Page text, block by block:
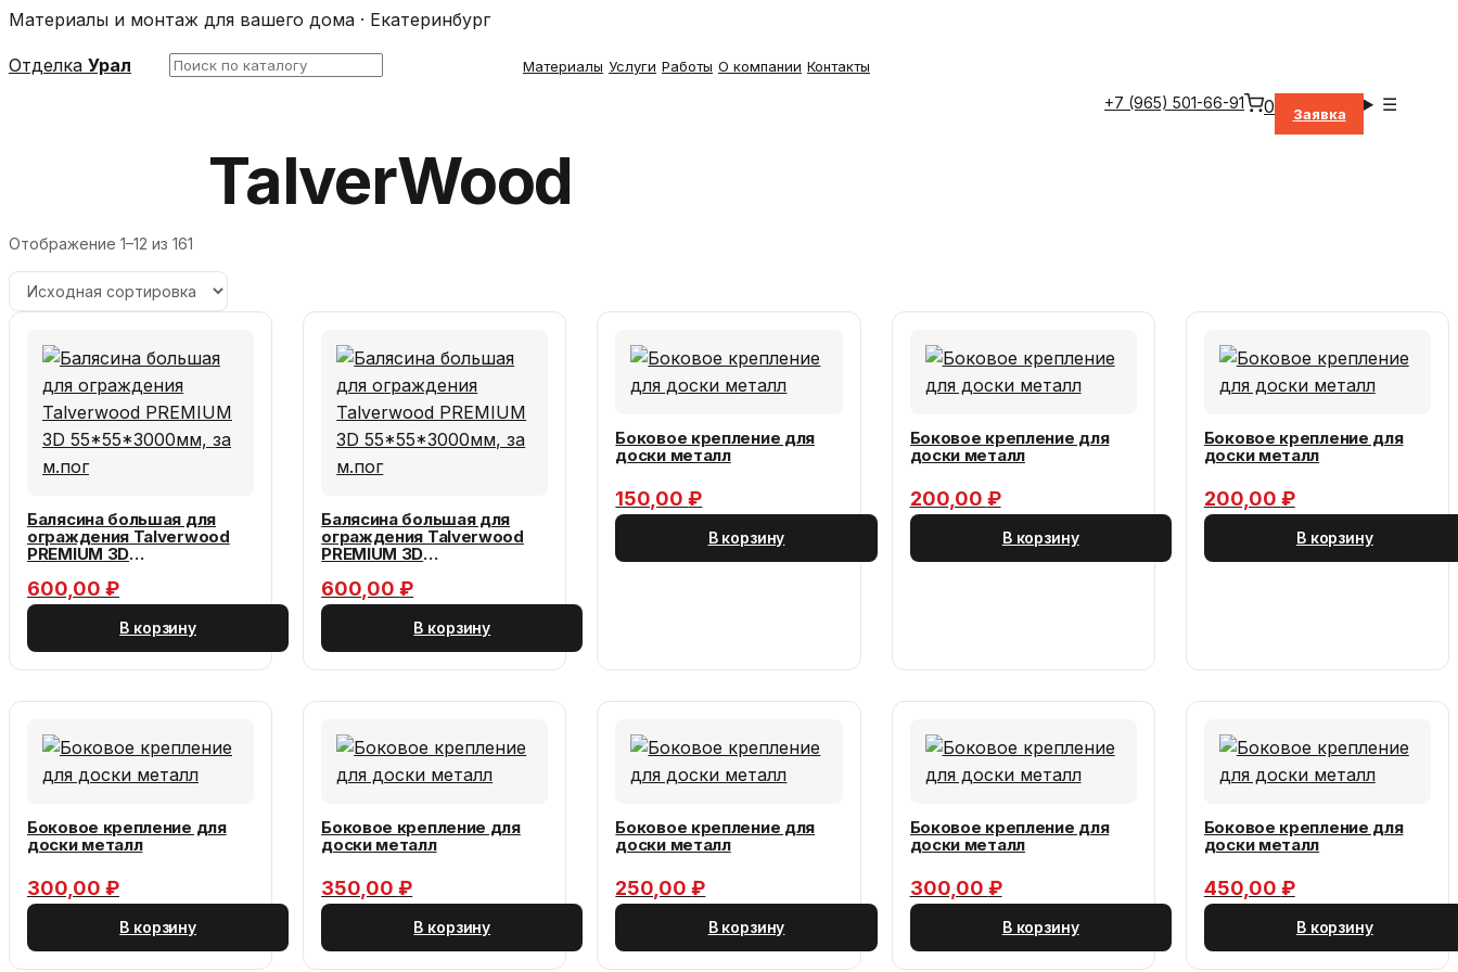
Материалы и монтаж для вашего дома · Екатеринбург
Отделка Урал
Поиск
Материалы Услуги Работы О компании Контакты
+7 (965) 501-66-91 0 Заявка ☰
TalverWood
Отображение 1–12 из 161
Балясина большая для
ограждения Talverwood
PREMIUM 3D
600,00 ₽
В корзину
Балясина большая для
ограждения Talverwood
PREMIUM 3D
600,00₽
В корзину
Боковое крепление для
доски металл
150,00₽
В корзину
Боковое крепление для
доски металл
200,00 ₽
В корзину
Боковое крепление для
доски металл
200,00 ₽
В корзину
Боковое крепление для
доски металл
300,00 ₽
В корзину
Боковое крепление для
доски металл
350,00₽
В корзину
Боковое крепление для
доски металл
250,00₽
В корзину
Боковое крепление для
доски металл
300,00 ₽
В корзину
Боковое крепление для
доски металл
450,00 ₽
В корзину